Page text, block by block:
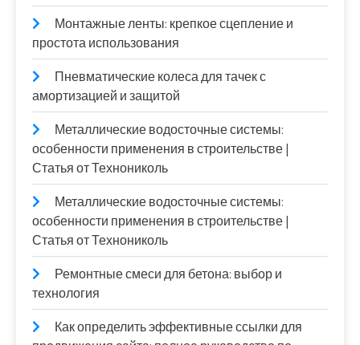
Монтажные ленты: крепкое сцепление и
простота использования
Пневматические колеса для тачек с
амортизацией и защитой
Металлические водосточные системы:
особенности применения в строительстве |
Статья от Технониколь
Металлические водосточные системы:
особенности применения в строительстве |
Статья от Технониколь
Ремонтные смеси для бетона: выбор и
технология
Как определить эффективные ссылки для